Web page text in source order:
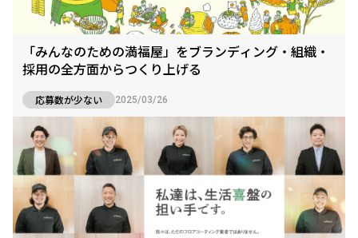
「みんなのための満福屋」をブランディング・組織・
採用の全方面からつくり上げる
応募数が少ない 2025/03/26